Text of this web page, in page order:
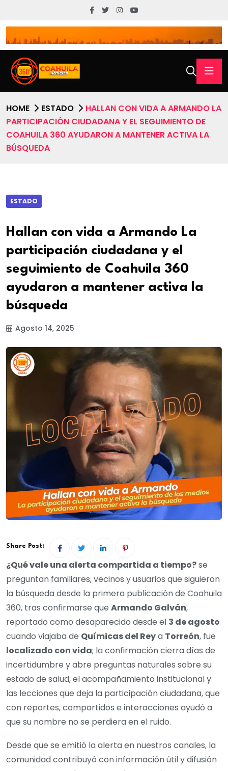
HOME ESTADO
HALLAN CON VIDA A ARMANDO LA
PARTICIPACIÓN CIUDADANA Y EL SEGUIMIENTO DE
COAHUILA 360 AYUDARON A MANTENER ACTIVA LA
BÚSQUEDA
ESTADO
Hallan con vida a Armando La
participación ciudadana y el
seguimiento de Coahuila 360
ayudaron a mantener activa la
búsqueda
Agosto 14, 2025
Share Post:
¿Qué vale una alerta compartida a tiempo?se
preguntan familiares, vecinos y usuarios que siguieron
la búsqueda desde la primera publicación de Coahuila
360, tras confirmarse que Armando Galván,
reportado como desaparecido desde el 3 de agosto
cuando viajaba de Químicas del Reya Torreón, fue
localizado con vida; la confirmación cierra días de
incertidumbre y abre preguntas naturales sobre su
estado de salud, el acompañamiento institucional y
las lecciones que deja la participación ciudadana, que
con reportes, compartidos e interacciones ayudó a
que su nombre no se perdiera en el ruido.
Desde que se emitió la alerta en nuestros canales, la
comunidad contribuyó con información útil y difusión